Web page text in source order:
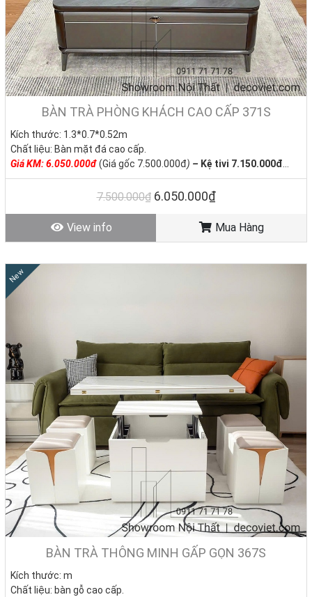
BÀN TRÀ PHÒNG KHÁCH CAO CẤP 371S
Kích thước: 1.3*0.7*0.52m
Chất liệu: Bàn mặt đá cao cấp.
Giá KM: 6.050.000đ(Giá gốc 7.500.000đ) – Kệ tivi 7.150.000đ
Tình trạng: Hàng mới - Còn hàng
7.500.000₫ 6.050.000₫
View info Mua Hàng
New
BÀN TRÀ THÔNG MINH GẤP GỌN 367S
Kích thước: m
Chất liệu: bàn gỗ cao cấp.